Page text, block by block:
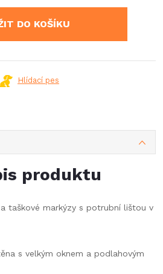
DO KOŠÍKU
Hlídací pes
produktu
taškové markýzy s potrubní lištou v
s velkým oknem a podlahovým